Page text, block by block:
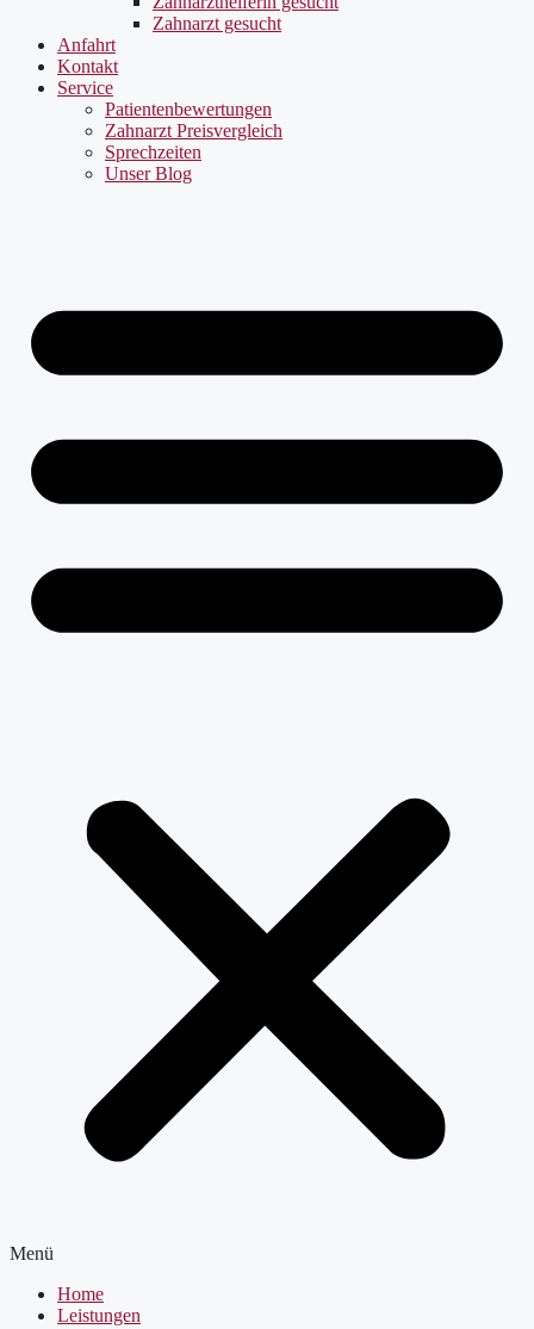
Zahnarzt gesucht
Anfahrt
Kontakt
Service
Patientenbewertungen
Zahnarzt Preisvergleich
Sprechzeiten
Unser Blog
Menü
Home
Leistungen